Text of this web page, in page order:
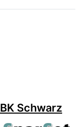
noch keine
Schwarz